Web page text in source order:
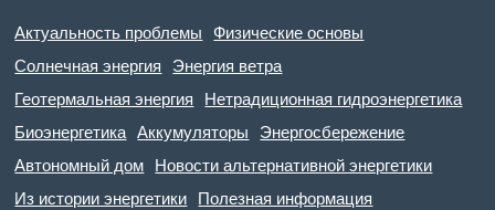
Актуальность проблемы
Физические основы
Солнечная энергия
Энергия ветра
Геотермальная энергия
Нетрадиционная гидроэнергетика
Биоэнергетика
Аккумуляторы
Энергосбережение
Автономный дом
Новости альтернативной энергетики
Из истории энергетики
Полезная информация